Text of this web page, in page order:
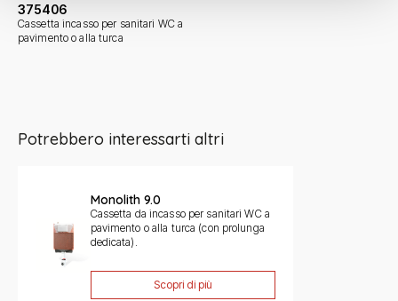
375406
Cassetta incasso per sanitari WC a
pavimento o alla turca
Potrebbero interessarti altri
Monolith 9.0
Cassetta da incasso per sanitari WC a
pavimento o alla turca (con prolunga
dedicata).
Scopri di più